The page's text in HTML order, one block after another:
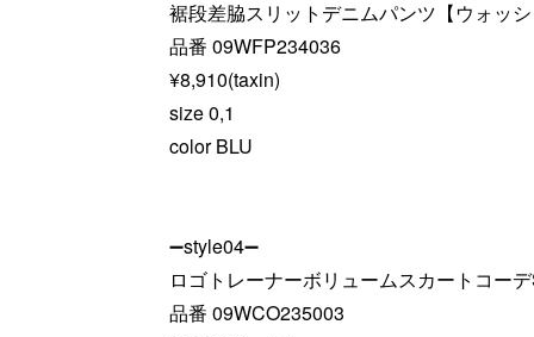
裾段差脇スリットデニムパンツ【ウォッシ
品番 09WFP234036
¥8,910(taxin)
size 0,1
color BLU
➖style04➖
ロゴトレーナーボリュームスカートコー
品番 09WCO235003